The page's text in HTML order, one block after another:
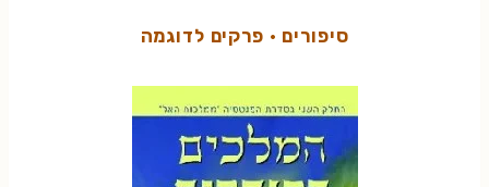
סיפורים · פרקים לדוגמה